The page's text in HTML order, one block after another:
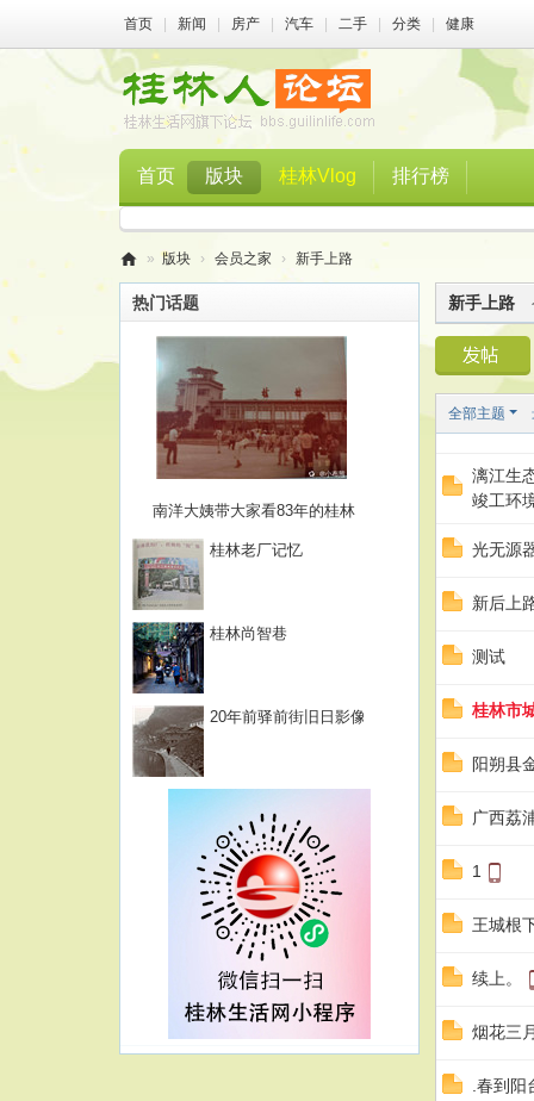
首页 新闻 房产 汽车 二手 分类 健康
首页 版块 桂林Vlog 排行榜
桂
林
» 版块 › 会员之家 › 新手上路
热门话题
南洋大姨带大家看83年的桂林
桂林老厂记忆
桂林尚智巷
20年前驿前街旧日影像
新手上路
全部主题
漓江生
竣工环
光无源
新后上
测试
桂林市
阳朔县
广西荔
1
王城根
续上。
烟花三
.春到